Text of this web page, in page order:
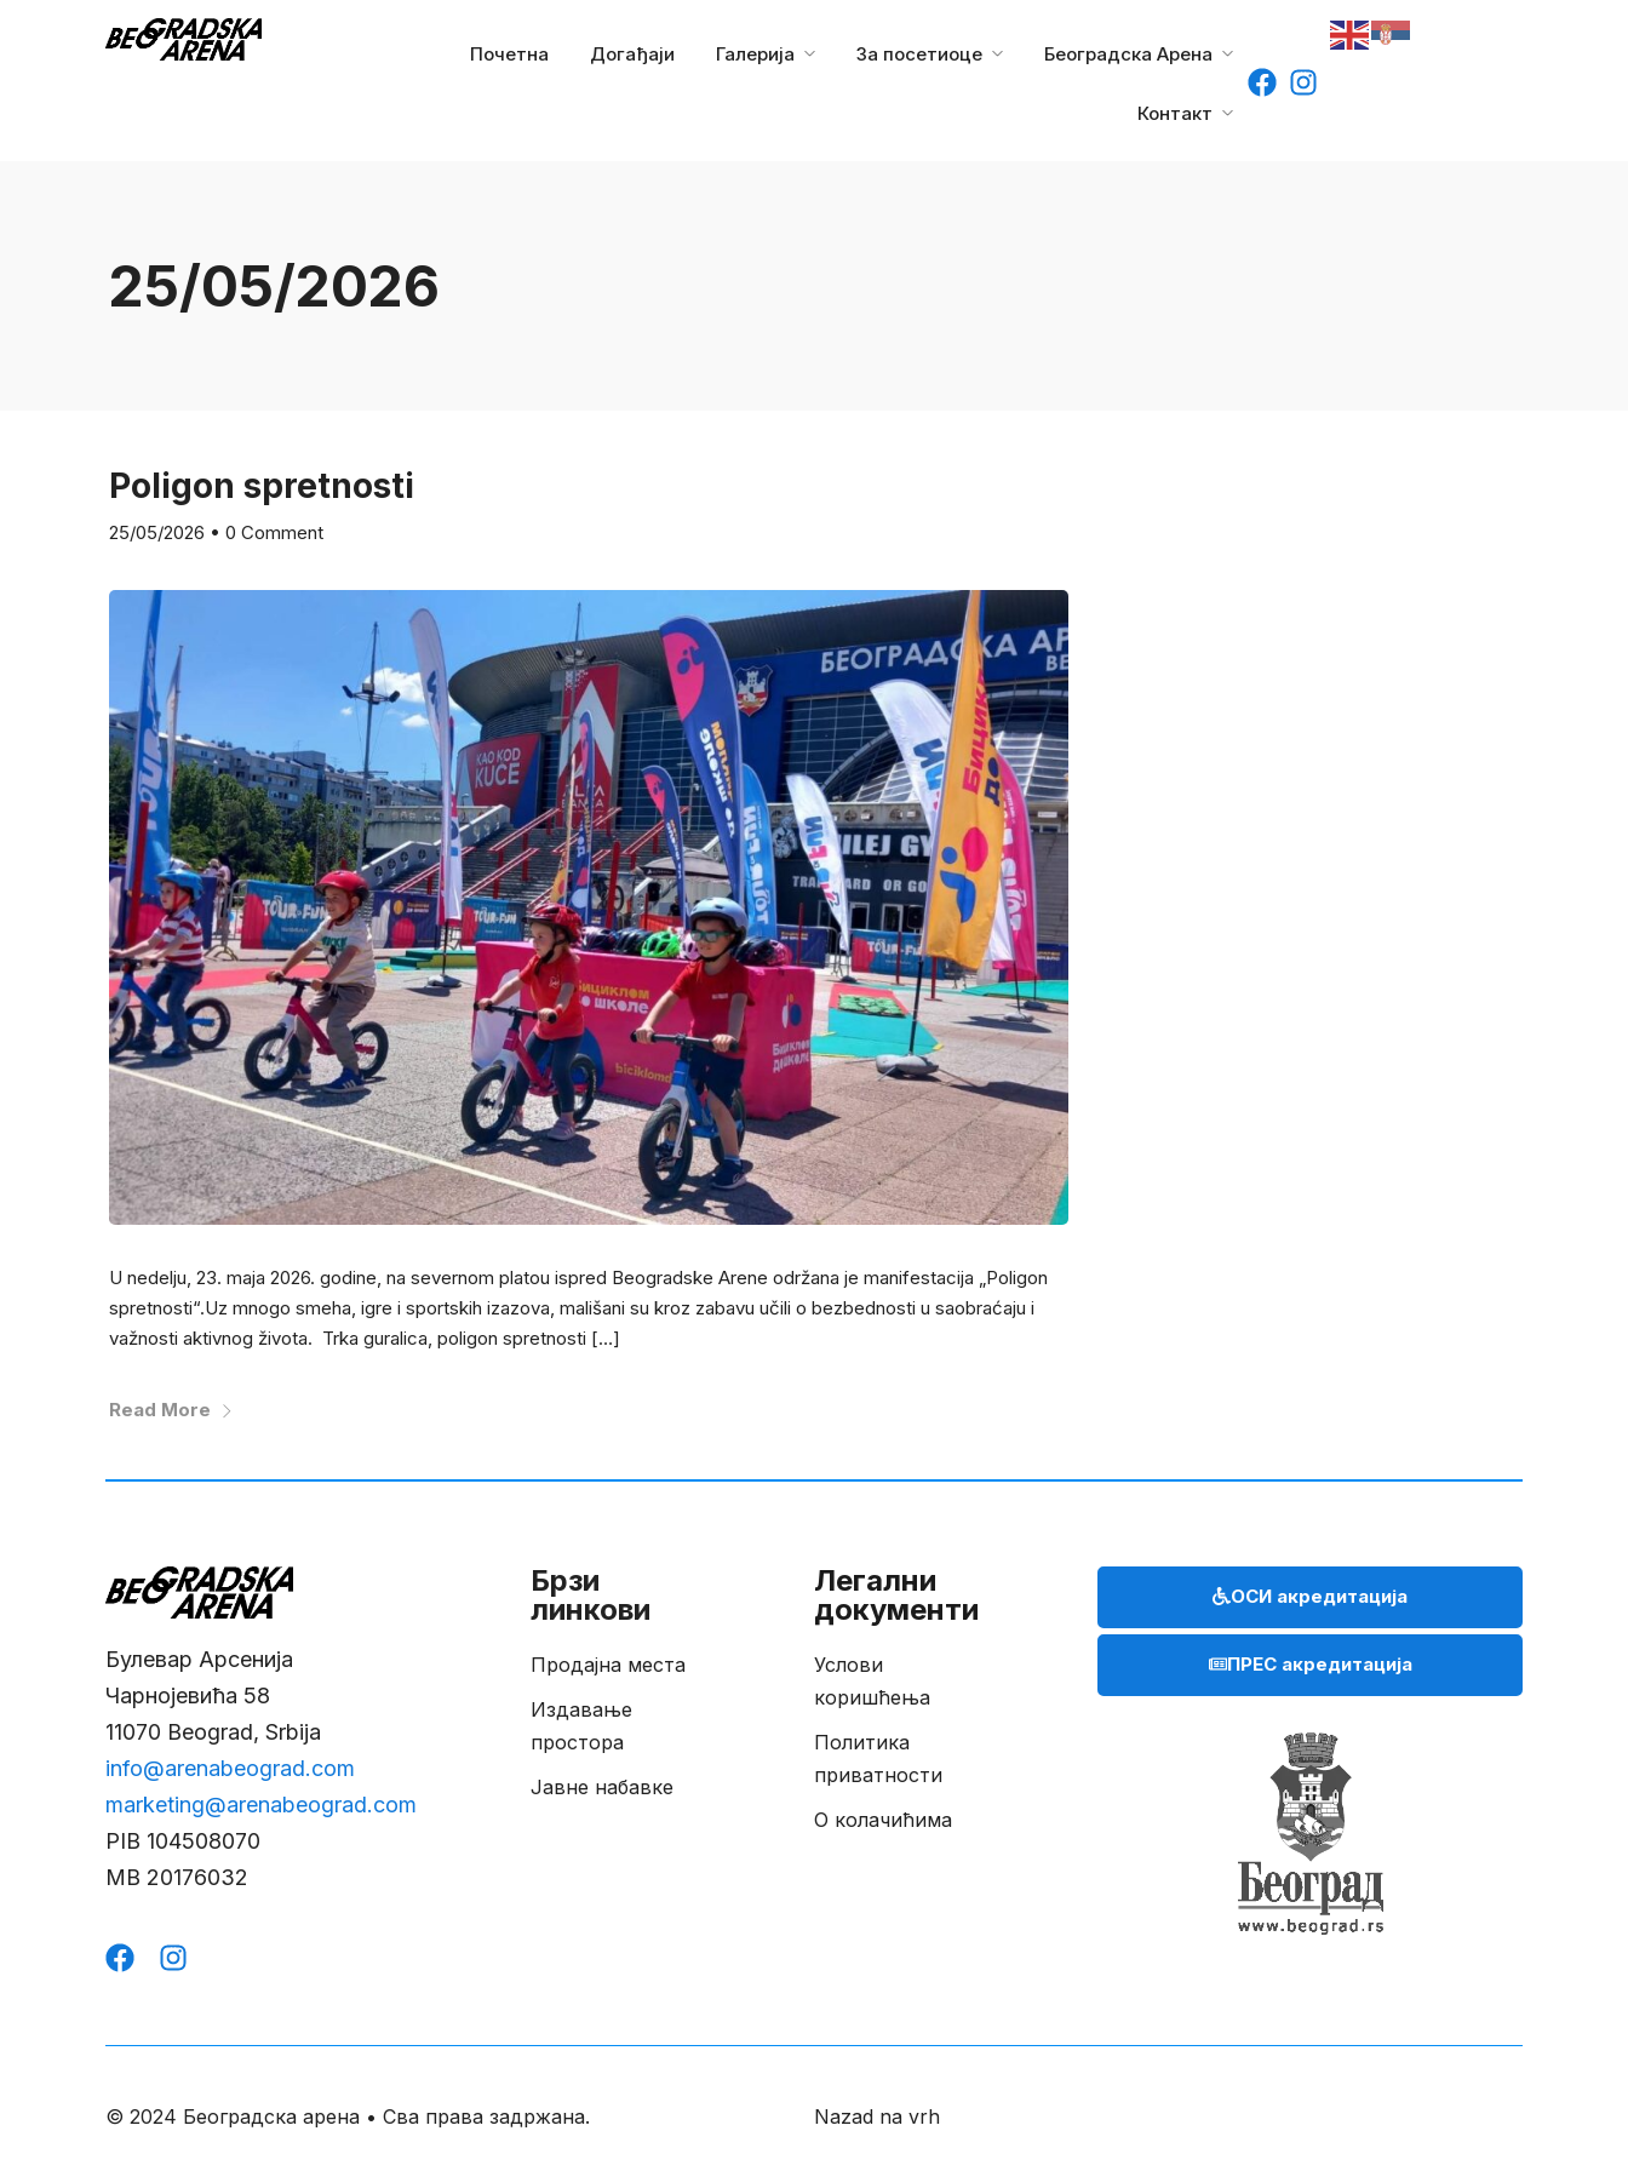
Почетна Догађаји Галерија За посетиоце Београдска Арена
Контакт
25/05/2026
Poligon spretnosti
25/05/2026 • 0 Comment
U nedelju, 23. maja 2026. godine, na severnom platou ispred Beogradske Arene održana je manifestacija „Poligon
spretnosti“.Uz mnogo smeha, igre i sportskih izazova, mališani su kroz zabavu učili o bezbednosti u saobraćaju i
važnosti aktivnog života. Trka guralica, poligon spretnosti […]
Read More
Булевар Арсенија
Чарнојевића 58
11070 Beograd, Srbija
info@arenabeograd.com
marketing@arenabeograd.com
PIB 104508070
MB 20176032
Брзи
линкови
Продајна места
Издавање
простора
Јавне набавке
Легални
документи
Услови
коришћења
Политика
приватности
О колачићима
ОСИ акредитација
ПРЕС акредитација
© 2024 Београдска арена • Сва права задржана. Nazad na vrh